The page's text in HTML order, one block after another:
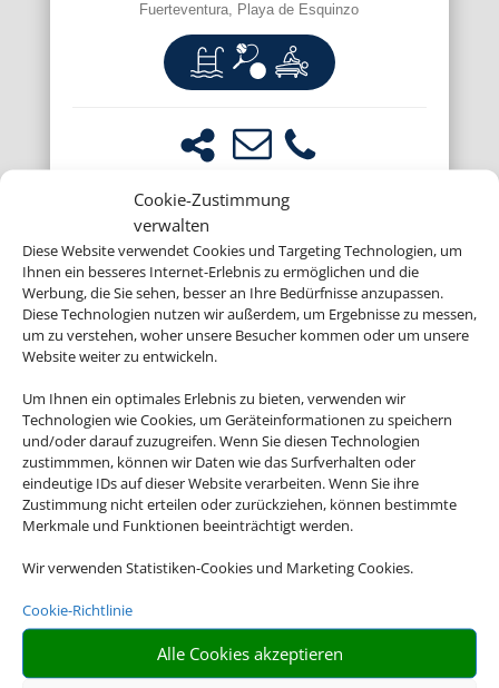
Cookie-Zustimmung
verwalten
Diese Website verwendet Cookies und Targeting Technologien, um
Ihnen ein besseres Internet-Erlebnis zu ermöglichen und die
Werbung, die Sie sehen, besser an Ihre Bedürfnisse anzupassen.
Diese Technologien nutzen wir außerdem, um Ergebnisse zu messen,
um zu verstehen, woher unsere Besucher kommen oder um unsere
Website weiter zu entwickeln.
Um Ihnen ein optimales Erlebnis zu bieten, verwenden wir
Technologien wie Cookies, um Geräteinformationen zu speichern
und/oder darauf zuzugreifen. Wenn Sie diesen Technologien
zustimmmen, können wir Daten wie das Surfverhalten oder
eindeutige IDs auf dieser Website verarbeiten. Wenn Sie ihre
Zustimmung nicht erteilen oder zurückziehen, können bestimmte
Merkmale und Funktionen beeinträchtigt werden.
Wir verwenden Statistiken-Cookies und Marketing Cookies.
Cookie-Richtlinie
Alle Cookies akzeptieren
Fuerteventura, Playa de Esquinzo